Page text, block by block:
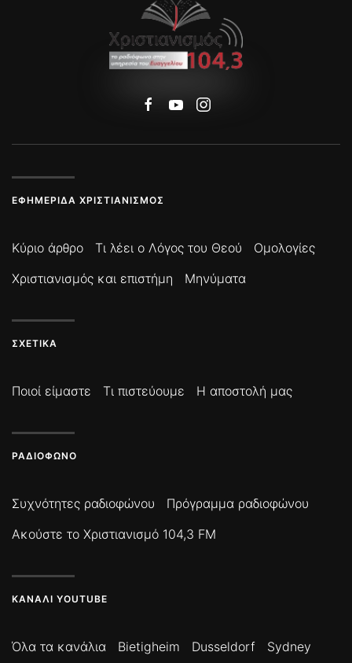
ΕΦΗΜΕΡΊΔΑ ΧΡΙΣΤΙΑΝΙΣΜΌΣ
Κύριο άρθρο Τι λέει ο Λόγος του Θεού
Ομολογίες
Χριστιανισμός και επιστήμη
Μηνύματα
ΣΧΕΤΙΚΆ
Ποιοί είμαστε Τι πιστεύουμε Η αποστολή μας
ΡΑΔΙΌΦΩΝΟ
Συχνότητες ραδιοφώνου
Πρόγραμμα ραδιοφώνου
Ακούστε το Χριστιανισμό 104,3 FM
ΚΑΝΆΛΙ YOUTUBE
Όλα τα κανάλια Bietigheim Dusseldorf
Sydney